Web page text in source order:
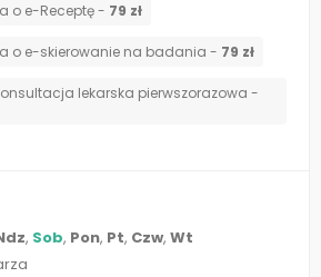
o e-Receptę - 79 zł
o e-skierowanie na badania - 79 zł
lekarska pierwszorazowa -
, Sob, Pon, Pt, Czw, Wt